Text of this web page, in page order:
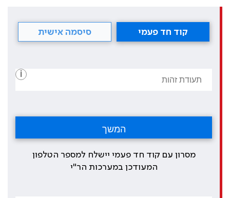
קוד חד פעמי סיסמה אישית
i
מסרון עם קוד חד פעמי יישלח למספר הטלפון
המעודכן במערכות הר"י